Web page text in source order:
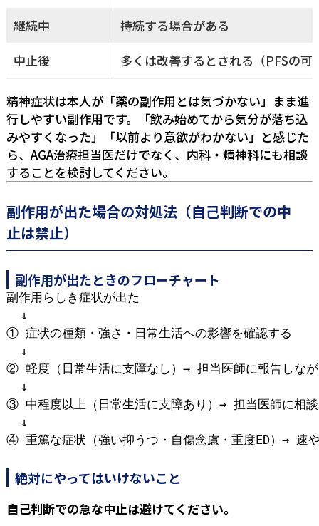
継続中
持続する場合がある
中止後
多くは改善するとされる（PFSの可
精神症状は本人が「薬の副作用とは気づかない」まま進
行しやすい副作用です。「飲み始めてから気分が落ち込
みやすくなった」「以前より意欲がわかない」と感じた
ら、AGA治療担当医だけでなく、内科・精神科にも相談
することを検討してください。
副作用が出た場合の対処法（自己判断での中
止は禁止）
副作用が出たときのフローチャート
副作用らしき症状が出た
  ↓
① 症状の種類・強さ・日常生活への影響を確認する
  ↓
② 軽度（日常生活に支障なし）→ 担当医師に報告しな
  ↓
③ 中程度以上（日常生活に支障あり）→ 担当医師に相
  ↓
絶対にやってはいけないこと
自己判断での急な中止は避けてください。